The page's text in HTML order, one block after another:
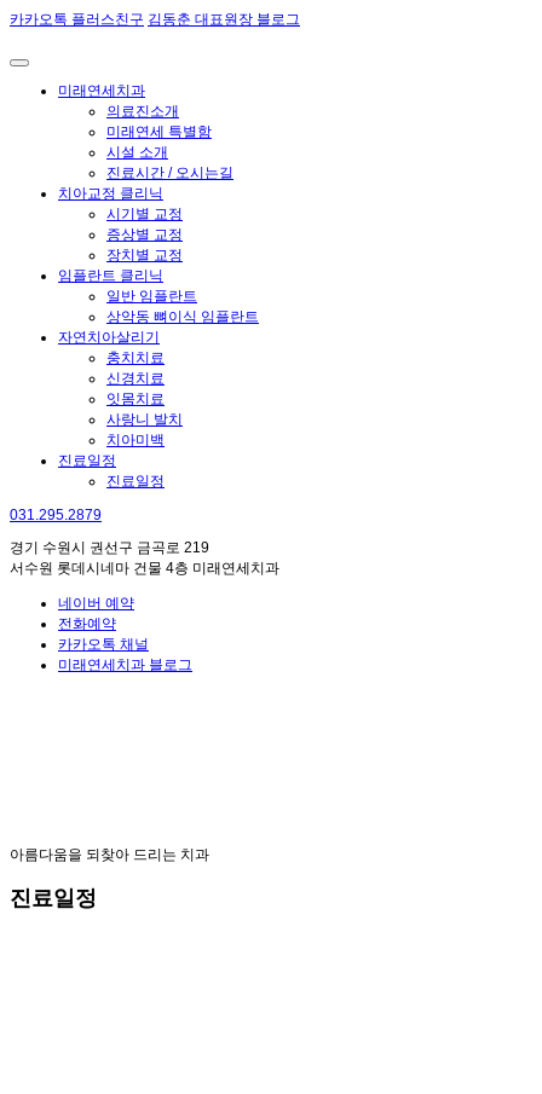
카카오톡 플러스친구 김동춘 대표원장 블로그
미래연세치과
의료진소개
미래연세 특별함
시설 소개
진료시간 / 오시는길
치아교정 클리닉
시기별 교정
증상별 교정
장치별 교정
임플란트 클리닉
일반 임플란트
상악동 뼈이식 임플란트
자연치아살리기
충치치료
신경치료
잇몸치료
사랑니 발치
치아미백
진료일정
진료일정
031.295.2879
경기 수원시 권선구 금곡로 219
서수원 롯데시네마 건물 4층 미래연세치과
네이버 예약
전화예약
카카오톡 채널
미래연세치과 블로그
아름다움을 되찾아 드리는 치과
진료일정